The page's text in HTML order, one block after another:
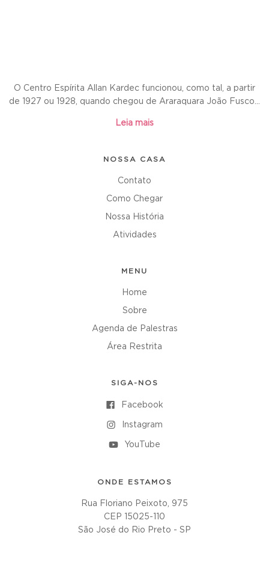
O Centro Espírita Allan Kardec funcionou, como tal, a partir
de 1927 ou 1928, quando chegou de Araraquara João Fusco...
Leia mais
NOSSA CASA
Contato
Como Chegar
Nossa História
Atividades
MENU
Home
Sobre
Agenda de Palestras
Área Restrita
SIGA-NOS
Facebook
Instagram
YouTube
ONDE ESTAMOS
Rua Floriano Peixoto, 975
CEP 15025-110
São José do Rio Preto - SP